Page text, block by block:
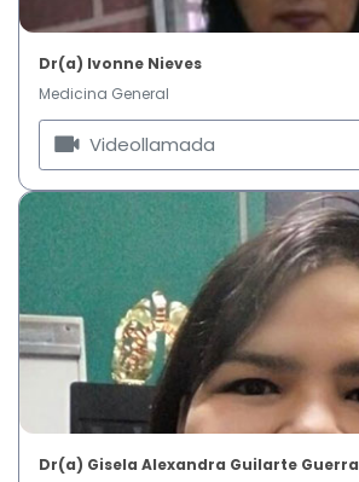
Dr(a) Ivonne Nieves
Medicina General
Videollamada
Dr(a) Gisela Alexandra Guilarte Guerra